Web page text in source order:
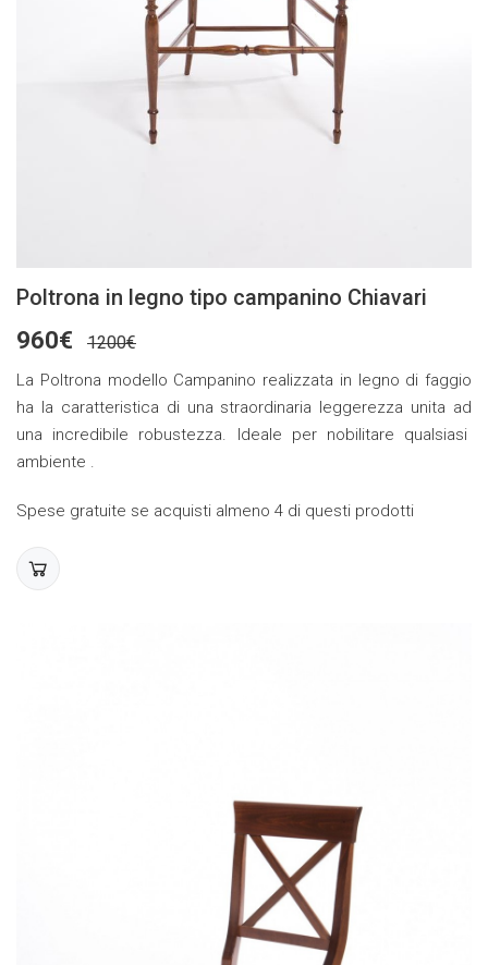
Poltrona in legno tipo campanino Chiavari
960€ 1200€
La Poltrona modello Campanino realizzata in legno di faggio
ha la caratteristica di una straordinaria leggerezza unita ad
una incredibile robustezza. Ideale per nobilitare qualsiasi
ambiente .
Spese gratuite se acquisti almeno 4 di questi prodotti